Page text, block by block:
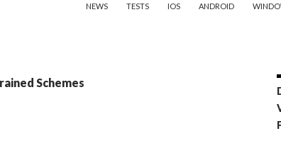
NEWS
TESTS IOS ANDROID
Schemes